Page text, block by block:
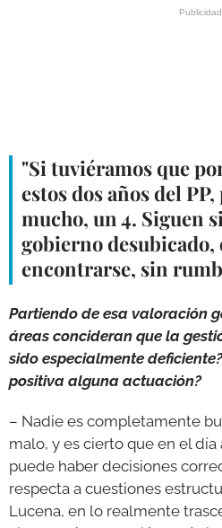
"Si tuviéramos que
estos dos años del
mucho, un 4. Siguen
gobierno
encontrarse, sin
Partiendo de esa valoración
áreas concideran que la
sido especialmente
positiva alguna actuación?
– Nadie es completamente
malo, y es cierto que en el
puede haber decisiones
respecta a cuestiones
Lucena, en lo realmente